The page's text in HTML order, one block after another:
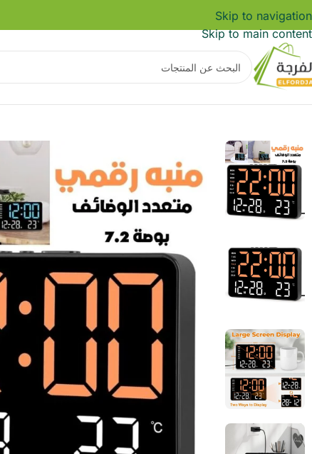
Skip to navigation
Skip to main content